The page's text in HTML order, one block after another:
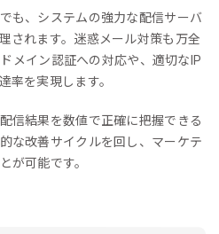
も、システムの強力な配信サーバ
されます。迷惑メール対策も万全
メイン認証への対応や、適切なIP
率を実現します。
信結果を数値で正確に把握できる
な改善サイクルを回し、マーケテ
が可能です。